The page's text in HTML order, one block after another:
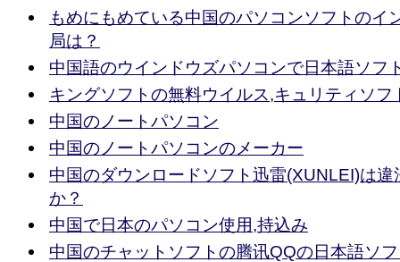
もめにもめている中国のパソコンソフトのイ
局は？
中国語のウインドウズパソコンで日本語ソフ
キングソフトの無料ウイルス,キュリティソフ
中国のノートパソコン
中国のノートパソコンのメーカー
中国のダウンロードソフト迅雷(XUNLEI)は違
か？
中国で日本のパソコン使用,持込み
中国のチャットソフトの腾讯QQの日本語ソ